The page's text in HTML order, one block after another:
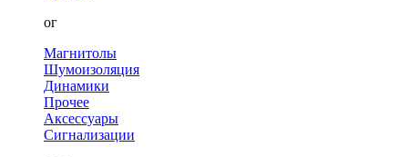
Каталог
Магнитолы
Шумоизоляция
Динамики
Прочее
Аксессуары
Сигнализации